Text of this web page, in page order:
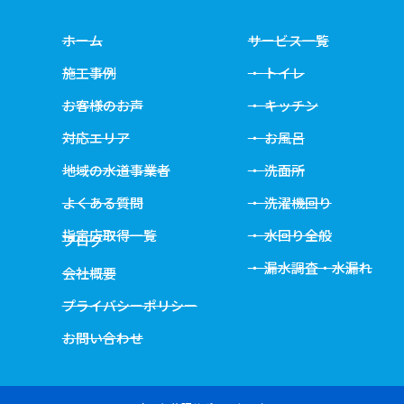
ホーム
施工事例
お客様のお声
対応エリア
地域の水道事業者
よくある質問
指定店取得一覧
サービス一覧
トイレ
キッチン
お風呂
洗面所
洗濯機回り
水回り全般
漏水調査・水漏れ
ブログ
会社概要
プライバシーポリシー
お問い合わせ